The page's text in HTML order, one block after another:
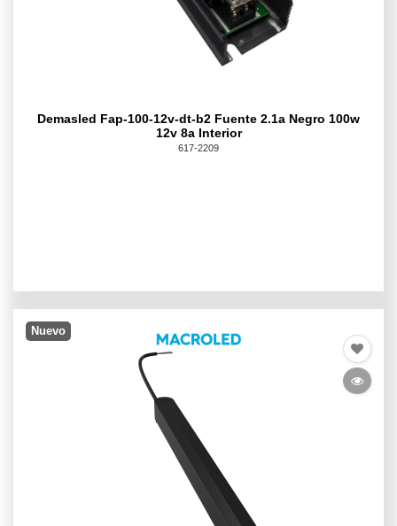
Demasled Fap-100-12v-dt-b2 Fuente 2.1a Negro 100w
12v 8a Interior
617-2209
Nuevo